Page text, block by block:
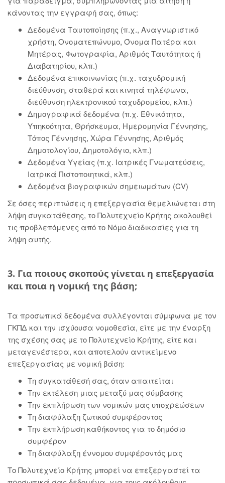
κάνοντας την εγγραφή σας, όπως:
Δεδομένα Ταυτοποίησης (π.χ., Αναγνωριστικό
χρήστη, Ονοματεπώνυμο, Όνομα Πατέρα και
Μητέρας, Φωτογραφία, Αριθμός Ταυτότητας ή
Διαβατηρίου, κλπ.)
Δεδομένα επικοινωνίας (π.χ. ταχυδρομική
διεύθυνση, σταθερά και κινητά τηλέφωνα,
διεύθυνση ηλεκτρονικού ταχυδρομείου, κλπ.)
Δημογραφικά δεδομένα (π.χ. Εθνικότητα,
Υπηκοότητα, Θρήσκευμα, Ημερομηνία Γέννησης,
Τόπος Γέννησης, Χώρα Γέννησης, Αριθμός
Δημοτολογίου, Δημοτολόγιο, κλπ.)
Δεδομένα Υγείας (π.χ. Ιατρικές Γνωματεύσεις,
Ιατρικά Πιστοποιητικά, κλπ.)
Δεδομένα βιογραφικών σημειωμάτων (CV)
Σε όσες περιπτώσεις η επεξεργασία θεμελιώνεται στη
λήψη συγκατάθεσης, το Πολυτεχνείο Κρήτης ακολουθεί
τις προβλεπόμενες από το Νόμο διαδικασίες για τη
λήψη αυτής.
3. Για ποιους σκοπούς γίνεται η επεξεργασία
και ποια η νομική της βάση;
Τα προσωπικά δεδομένα συλλέγονται σύμφωνα με τον
ΓΚΠΔ και την ισχύουσα νομοθεσία, είτε με την έναρξη
της σχέσης σας με το Πολυτεχνείο Κρήτης, είτε και
μεταγενέστερα, και αποτελούν αντικείμενο
επεξεργασίας με νομική βάση:
Τη συγκατάθεσή σας, όταν απαιτείται
Την εκτέλεση μιας μεταξύ μας σύμβασης
Την εκπλήρωση των νομικών μας υποχρεώσεων
Τη διαφύλαξη ζωτικού συμφέροντος
Την εκπλήρωση καθήκοντος για το δημόσιο
συμφέρον
Τη διαφύλαξη έννομου συμφέροντός μας
Το Πολυτεχνείο Κρήτης μπορεί να επεξεργαστεί τα